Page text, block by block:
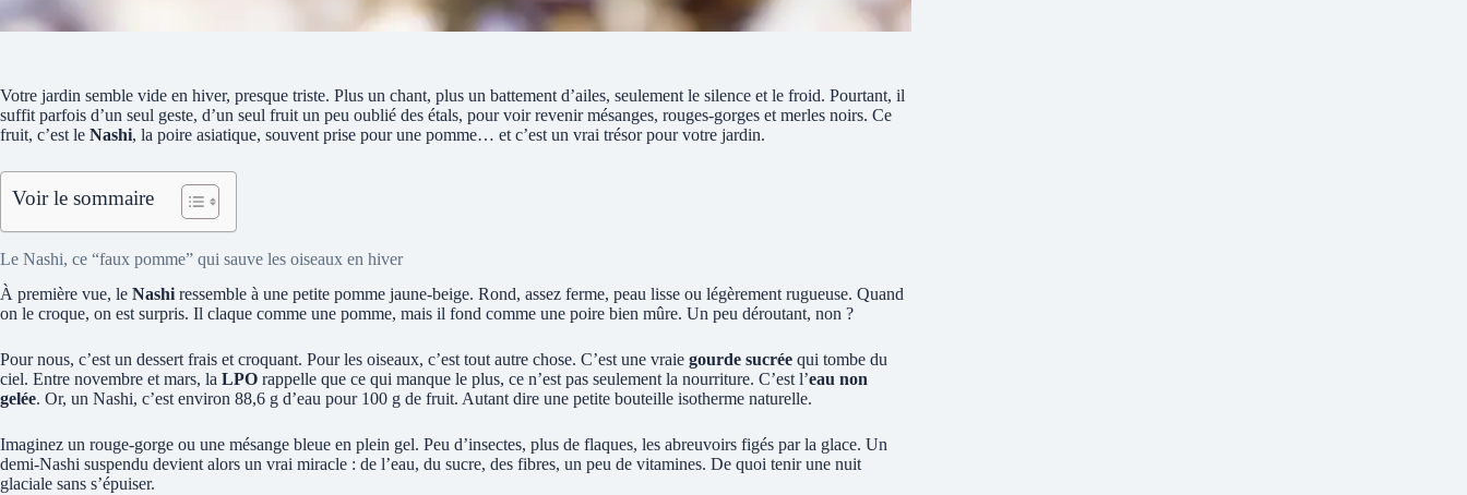
Votre jardin semble vide en hiver, presque triste. Plus un chant, plus un battement d’ailes, seulement le silence et le froid. Pourtant, il
suffit parfois d’un seul geste, d’un seul fruit un peu oublié des étals, pour voir revenir mésanges, rouges-gorges et merles noirs. Ce
fruit, c’est le Nashi, la poire asiatique, souvent prise pour une pomme… et c’est un vrai trésor pour votre jardin.
Voir le sommaire
Le Nashi, ce “faux pomme” qui sauve les oiseaux en hiver
À première vue, le Nashiressemble à une petite pomme jaune-beige. Rond, assez ferme, peau lisse ou légèrement rugueuse. Quand
on le croque, on est surpris. Il claque comme une pomme, mais il fond comme une poire bien mûre. Un peu déroutant, non ?
Pour nous, c’est un dessert frais et croquant. Pour les oiseaux, c’est tout autre chose. C’est une vraie gourde sucrée qui tombe du
ciel. Entre novembre et mars, la LPO rappelle que ce qui manque le plus, ce n’est pas seulement la nourriture. C’est l’eau non
gelée. Or, un Nashi, c’est environ 88,6 g d’eau pour 100 g de fruit. Autant dire une petite bouteille isotherme naturelle.
Imaginez un rouge-gorge ou une mésange bleue en plein gel. Peu d’insectes, plus de flaques, les abreuvoirs figés par la glace. Un
demi-Nashi suspendu devient alors un vrai miracle : de l’eau, du sucre, des fibres, un peu de vitamines. De quoi tenir une nuit
glaciale sans s’épuiser.